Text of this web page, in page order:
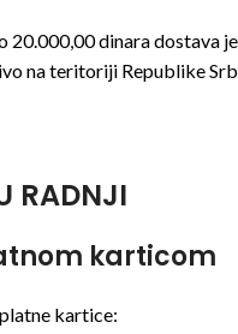
20.000,00 dinara dostava
na teritoriji Republike
RADNJI
karticom
kartice: